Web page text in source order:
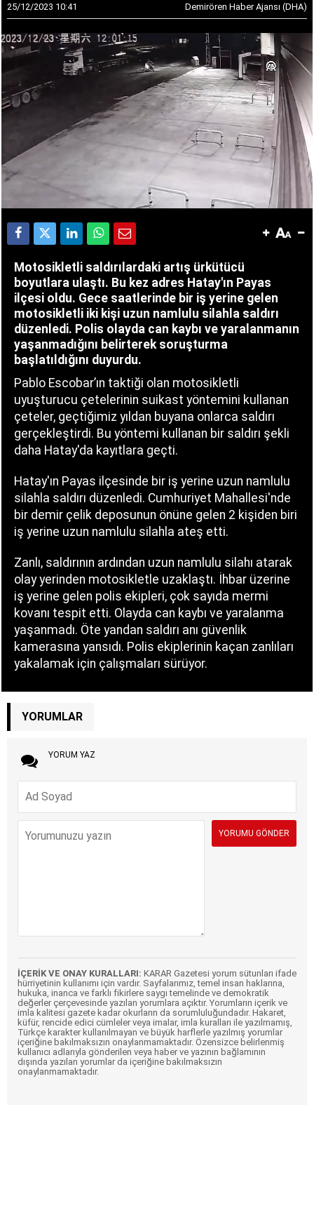
25/12/2023 10:41 Demirören Haber Ajansı (DHA)
Motosikletli saldırılardaki artış ürkütücü
boyutlara ulaştı. Bu kez adres Hatay'ın Payas
ilçesi oldu. Gece saatlerinde bir iş yerine gelen
motosikletli iki kişi uzun namlulu silahla saldırı
düzenledi. Polis olayda can kaybı ve yaralanmanın
yaşanmadığını belirterek soruşturma
başlatıldığını duyurdu.
Pablo Escobar’ın taktiği olan motosikletli
uyuşturucu çetelerinin suikast yöntemini kullanan
çeteler, geçtiğimiz yıldan buyana onlarca saldırı
gerçekleştirdi. Bu yöntemi kullanan bir saldırı şekli
daha Hatay'da kayıtlara geçti.
Hatay'ın Payas ilçesinde bir iş yerine uzun namlulu
silahla saldırı düzenledi. Cumhuriyet Mahallesi'nde
bir demir çelik deposunun önüne gelen 2 kişiden biri
iş yerine uzun namlulu silahla ateş etti.
Zanlı, saldırının ardından uzun namlulu silahı atarak
olay yerinden motosikletle uzaklaştı. İhbar üzerine
iş yerine gelen polis ekipleri, çok sayıda mermi
kovanı tespit etti. Olayda can kaybı ve yaralanma
yaşanmadı. Öte yandan saldırı anı güvenlik
kamerasına yansıdı. Polis ekiplerinin kaçan zanlıları
yakalamak için çalışmaları sürüyor.
YORUMLAR
YORUM YAZ
İÇERİK VE ONAY KURALLARI: KARAR Gazetesi yorum sütunları ifade
hürriyetinin kullanımı için vardır. Sayfalarımız, temel insan haklarına,
hukuka, inanca ve farklı fikirlere saygı temelinde ve demokratik
değerler çerçevesinde yazılan yorumlara açıktır. Yorumların içerik ve
imla kalitesi gazete kadar okurların da sorumluluğundadır. Hakaret,
küfür, rencide edici cümleler veya imalar, imla kuralları ile yazılmamış,
Türkçe karakter kullanılmayan ve büyük harflerle yazılmış yorumlar
içeriğine bakılmaksızın onaylanmamaktadır. Özensizce belirlenmiş
kullanıcı adlarıyla gönderilen veya haber ve yazının bağlamının
dışında yazılan yorumlar da içeriğine bakılmaksızın
onaylanmamaktadır.